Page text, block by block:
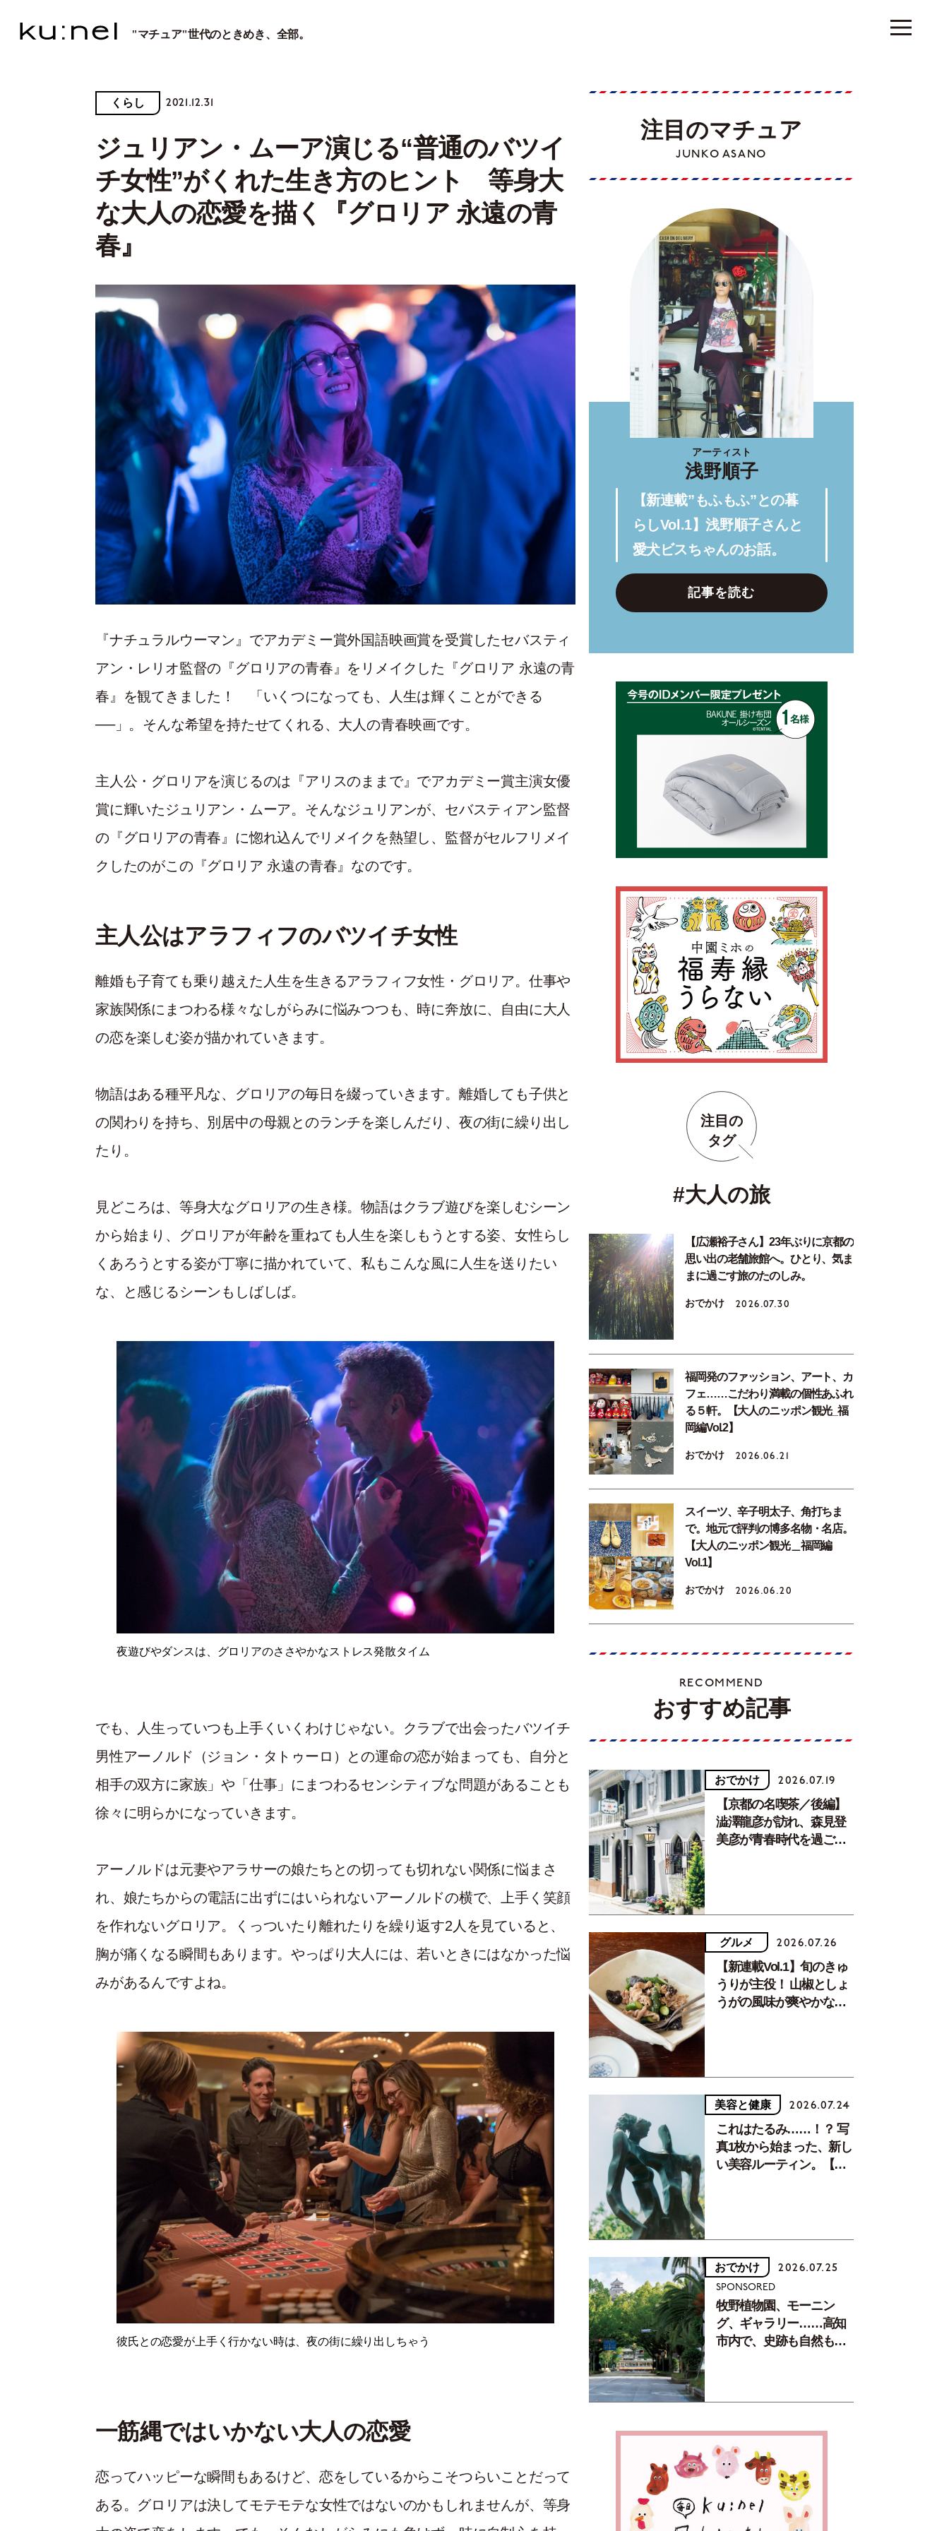
"マチュア"世代のときめき、全部。
くらし 2021.12.31
ジュリアン・ムーア演じる“普通のバツイ
チ女性”がくれた生き方のヒント 等身大
な大人の恋愛を描く『グロリア 永遠の青
春』
『ナチュラルウーマン』でアカデミー賞外国語映画賞を受賞したセバスティ
アン・レリオ監督の『グロリアの青春』をリメイクした『グロリア 永遠の青
春』を観てきました！ 「いくつになっても、人生は輝くことができる
──」。そんな希望を持たせてくれる、大人の青春映画です。
主人公・グロリアを演じるのは『アリスのままで』でアカデミー賞主演女優
賞に輝いたジュリアン・ムーア。そんなジュリアンが、セバスティアン監督
の『グロリアの青春』に惚れ込んでリメイクを熱望し、監督がセルフリメイ
クしたのがこの『グロリア 永遠の青春』なのです。
主人公はアラフィフのバツイチ女性
離婚も子育ても乗り越えた人生を生きるアラフィフ女性・グロリア。仕事や
家族関係にまつわる様々なしがらみに悩みつつも、時に奔放に、自由に大人
の恋を楽しむ姿が描かれていきます。
物語はある種平凡な、グロリアの毎日を綴っていきます。離婚しても子供と
の関わりを持ち、別居中の母親とのランチを楽しんだり、夜の街に繰り出し
たり。
見どころは、等身大なグロリアの生き様。物語はクラブ遊びを楽しむシーン
から始まり、グロリアが年齢を重ねても人生を楽しもうとする姿、女性らし
くあろうとする姿が丁寧に描かれていて、私もこんな風に人生を送りたい
な、と感じるシーンもしばしば。
夜遊びやダンスは、グロリアのささやかなストレス発散タイム
でも、人生っていつも上手くいくわけじゃない。クラブで出会ったバツイチ
男性アーノルド（ジョン・タトゥーロ）との運命の恋が始まっても、自分と
相手の双方に家族」や「仕事」にまつわるセンシティブな問題があることも
徐々に明らかになっていきます。
アーノルドは元妻やアラサーの娘たちとの切っても切れない関係に悩まさ
れ、娘たちからの電話に出ずにはいられないアーノルドの横で、上手く笑顔
を作れないグロリア。くっついたり離れたりを繰り返す2人を見ていると、
胸が痛くなる瞬間もあります。やっぱり大人には、若いときにはなかった悩
みがあるんですよね。
彼氏との恋愛が上手く行かない時は、夜の街に繰り出しちゃう
一筋縄ではいかない大人の恋愛
恋ってハッピーな瞬間もあるけど、恋をしているからこそつらいことだって
ある。グロリアは決してモテモテな女性ではないのかもしれませんが、等身
注目のマチュア
JUNKO ASANO
アーティスト
浅野順子
【新連載”もふもふ”との暮
らしVol.1】浅野順子さんと
愛犬ビスちゃんのお話。
記事を読む
注目の
タグ
#大人の旅
【広瀬裕子さん】23年ぶりに京都の
思い出の老舗旅館へ。ひとり、気ま
まに過ごす旅のたのしみ。
おでかけ 2026.07.30
福岡発のファッション、アート、カ
フェ……こだわり満載の個性あふれ
る５軒。【大人のニッポン観光_福
岡編Vol.2】
おでかけ 2026.06.21
スイーツ、辛子明太子、角打ちま
で。地元で評判の博多名物・名店。
【大人のニッポン観光＿福岡編
Vol.1】
おでかけ 2026.06.20
RECOMMEND
おすすめ記事
おでかけ 2026.07.19
【京都の名喫茶／後編】
澁澤龍彦が訪れ、森見登
美彦が青春時代を過ごし
グルメ 2026.07.26
【新連載Vol.1】旬のきゅ
うりが主役！ 山椒としょ
うがの風味が爽やかな、
美容と健康 2026.07.24
これはたるみ……！？ 写
真1枚から始まった、新し
い美容ルーティン。【中
おでかけ 2026.07.25
SPONSORED
牧野植物園、モーニン
グ、ギャラリー……高知
市内で、史跡も自然もグ